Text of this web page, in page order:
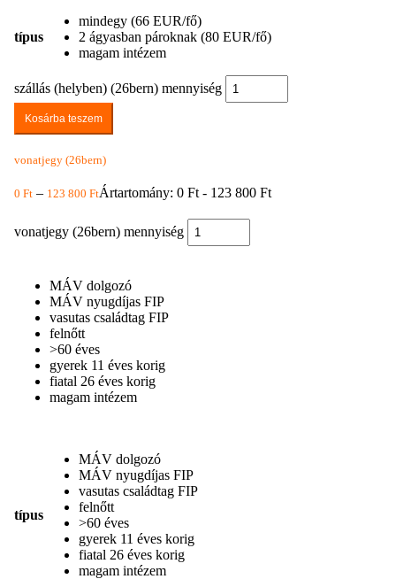
típus
mindegy (66 EUR/fő)
2 ágyasban pároknak (80 EUR/fő)
magam intézem
szállás (helyben) (26bern) mennyiség
Kosárba teszem
vonatjegy (26bern)
0 Ft – 123 800 FtÁrtartomány: 0 Ft - 123 800 Ft
vonatjegy (26bern) mennyiség
MÁV dolgozó
MÁV nyugdíjas FIP
vasutas családtag FIP
felnőtt
>60 éves
gyerek 11 éves korig
fiatal 26 éves korig
magam intézem
típus
MÁV dolgozó
MÁV nyugdíjas FIP
vasutas családtag FIP
felnőtt
>60 éves
gyerek 11 éves korig
fiatal 26 éves korig
magam intézem